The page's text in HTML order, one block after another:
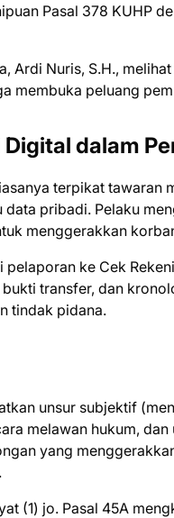
Pasal 378 KUHP
Ardi Nuris, S.H.,
membuka peluang
dalam
terpikat tawaran
pribadi. Pelaku
menggerakkan
pelaporan ke Cek
transfer, dan
tindak pidana.
unsur subjektif
melawan hukum,
yang
(1) jo. Pasal 45A